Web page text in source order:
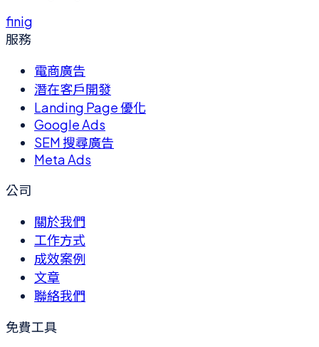
finig
服務
電商廣告
潛在客戶開發
Landing Page 優化
Google Ads
SEM 搜尋廣告
Meta Ads
公司
關於我們
工作方式
成效案例
文章
聯絡我們
免費工具